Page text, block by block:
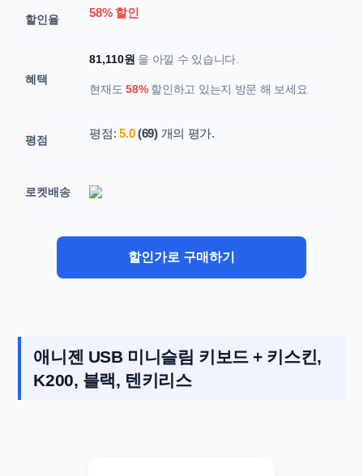
할인율 58% 할인
혜택
81,110원 을 아낄 수 있습니다.
현재도58%할인하고 있는지 방문 해 보세요
평점 평점:5.0 (69)개의 평가.
로켓배송
할인가로 구매하기
애니젠 USB 미니슬림 키보드 + 키스킨,
K200, 블랙, 텐키리스